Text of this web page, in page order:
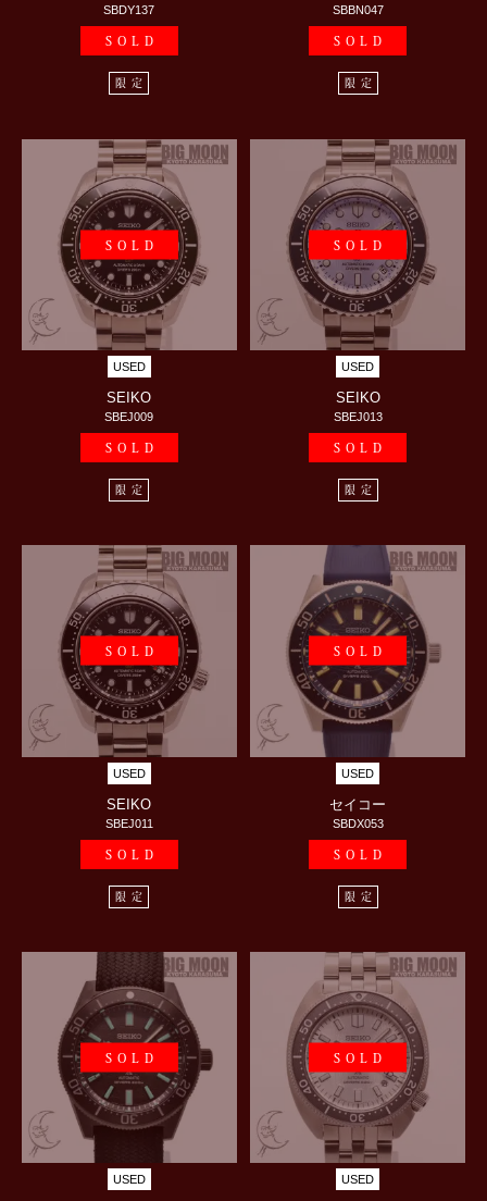
SBDY137
SOLD
限定
SBBN047
SOLD
限定
SOLD
USED
SEIKO
SBEJ009
SOLD
限定
SOLD
USED
SEIKO
SBEJ013
SOLD
限定
SOLD
USED
SEIKO
SBEJ011
SOLD
限定
SOLD
USED
セイコー
SBDX053
SOLD
限定
SOLD
USED
SOLD
USED